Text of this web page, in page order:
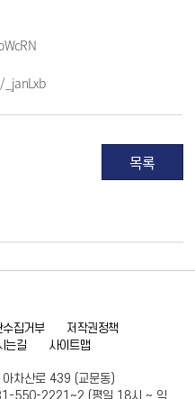
_janLxb
목록
수집거부
저작권정책
는길 사이트맵
차산로 439 (교문동)
550-2221~2 (평일 18시 ~ 익